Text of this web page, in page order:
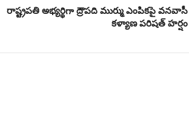
రాష్ట్రప‌తి అభ్య‌ర్థిగా ద్రౌప‌ది ముర్ము ఎంపిక‌పై వ‌న‌వాసీ
క‌ళ్యాణ ప‌రిష‌త్ హ‌ర్షం